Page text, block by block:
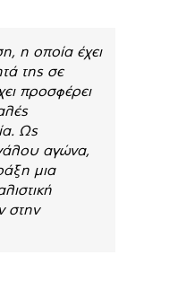
η οποία έχει
της σε
προσφέρει
Ως
αγώνα,
μια
στην